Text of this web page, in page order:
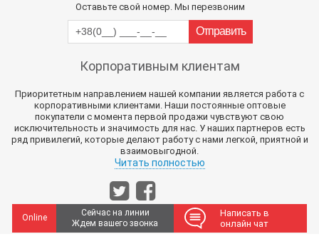
Оставьте свой номер. Мы перезвоним
Корпоративным клиентам
Приоритетным направлением нашей компании является работа с
корпоративными клиентами. Наши постоянные оптовые
покупатели с момента первой продажи чувствуют свою
исключительность и значимость для нас. У наших партнеров есть
ряд привилегий, которые делают работу с нами легкой, приятной и
взаимовыгодной.
Читать полностью
Online
Сейчас на линии
Ждем вашего звонка
Написать в
онлайн чат